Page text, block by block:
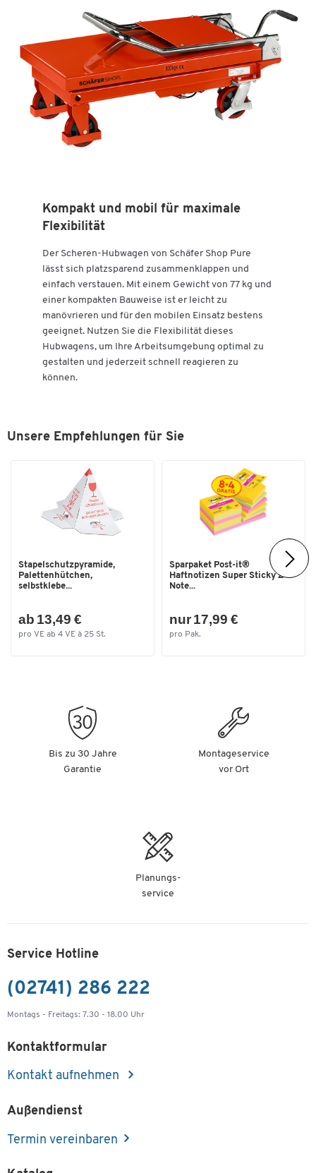
Kompakt und mobil für maximale
Flexibilität
Der Scheren-Hubwagen von Schäfer Shop Pure
lässt sich platzsparend zusammenklappen und
einfach verstauen. Mit einem Gewicht von 77 kg und
einer kompakten Bauweise ist er leicht zu
manövrieren und für den mobilen Einsatz bestens
geeignet. Nutzen Sie die Flexibilität dieses
Hubwagens, um Ihre Arbeitsumgebung optimal zu
gestalten und jederzeit schnell reagieren zu
können.
Unsere Empfehlungen für Sie
Stapelschutzpyramide,
Palettenhütchen,
selbstklebe...
ab 13,49 €
pro VE ab 4 VE à 25 St.
Sparpaket Post-it®
Haftnotizen Super Sticky Z-
Note...
nur 17,99 €
pro Pak.
Bis zu 30 Jahre
Garantie
Montageservice
vor Ort
Planungs-
service
Service Hotline
(02741) 286 222
Montags - Freitags: 7.30 - 18.00 Uhr
Kontaktformular
Kontakt aufnehmen
Außendienst
Termin vereinbaren